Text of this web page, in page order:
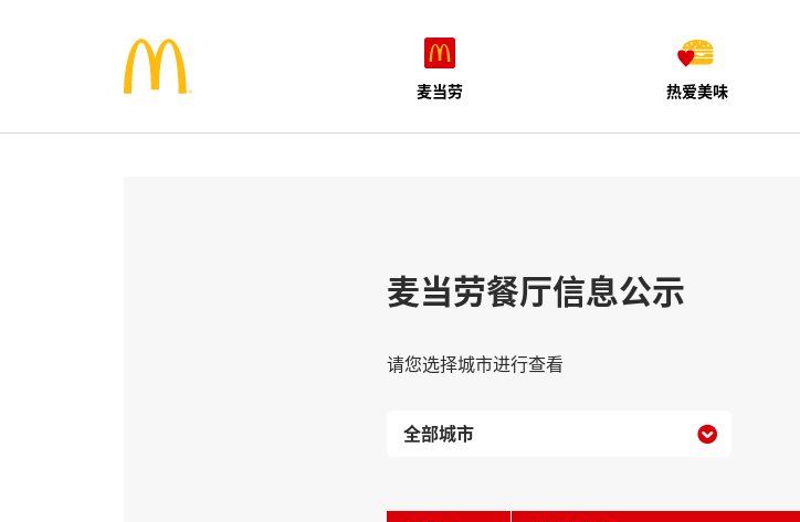
麦当劳 热爱美味
麦当劳餐厅信息公示
请您选择城市进行查看
